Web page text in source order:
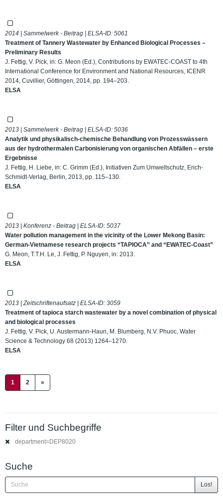
2014 | Sammelwerk - Beitrag | ELSA-ID: 5061
Treatment of Tannery Wastewater by Enhanced Biological Processes –
Preliminary Results
J. Fettig, V. Pick, in: G. Meon (Ed.), Contributions by EWATEC-COAST to 4th
International Conference for Environment and National Resources, ICENR
2014, Cuvillier, Göttingen, 2014, pp. 194–203.
ELSA
2013 | Sammelwerk - Beitrag | ELSA-ID: 5036
Analytik und physikalisch-chemische Behandlung von Prozesswässern
aus der hydrothermalen Carbonisierung von organischen Abfällen – erste
Ergebnisse
J. Fettig, H. Liebe, in: C. Grimm (Ed.), Initiativen Zum Umweltschutz, Erich-
Schmidt-Verlag, Berlin, 2013, pp. 115–130.
ELSA
2013 | Konferenz - Beitrag | ELSA-ID: 5037
Water pollution management in the vicinity of the Lower Mekong Basin:
German-Vietnamese research projects “TAPIOCA” and “EWATEC-Coast”
G. Meon, T.T.H. Le, J. Fettig, P. Nguyen, in: 2013.
ELSA
2013 | Zeitschriftenaufsatz | ELSA-ID: 3059
Treatment of tapioca starch wastewater by a novel combination of physical
and biological processes
J. Fettig, V. Pick, U. Austermann-Haun, M. Blumberg, N.V. Phuoc, Water
Science & Technology 68 (2013) 1264–1270.
ELSA
1 (current)
2 »
Filter und Suchbegriffe
department=DEP8020
Suche
Los!